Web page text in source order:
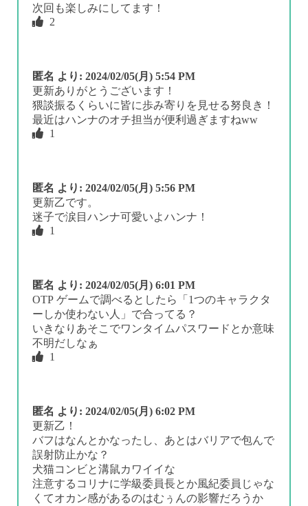
次回も楽しみにしてます！
2
匿名 より: 2024/02/05(月) 5:54 PM
更新ありがとうございます！
猥談振るくらいに皆に歩み寄りを見せる努良き！
最近はハンナのオチ担当が便利過ぎますねww
1
匿名 より: 2024/02/05(月) 5:56 PM
更新乙です。
迷子で涙目ハンナ可愛いよハンナ！
1
匿名 より: 2024/02/05(月) 6:01 PM
OTP ゲームで調べるとしたら「1つのキャラクタ
ーしか使わない人」で合ってる？
いきなりあそこでワンタイムパスワードとか意味
不明だしなぁ
1
匿名 より: 2024/02/05(月) 6:02 PM
更新乙！
バフはなんとかなったし、あとはバリアで包んで
誤射防止かな？
犬猫コンビと溝鼠カワイイな
注意するコリナに学級委員長とか風紀委員じゃな
くてオカン感があるのはむぅんの影響だろうか